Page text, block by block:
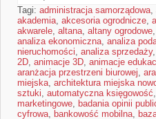
Tagi: administracja samorządowa,
akademia, akcesoria ogrodnicze,
akwarele, altana, altany ogrodowe,
analiza ekonomiczna, analiza
nieruchomości, analiza sprzedaży,
2D, animacje 3D, animacje
aranżacja przestrzeni biurowej,
miejska, architektura miejska
sztuki, automatyczna księgowość,
marketingowe, badania opinii
cyfrowa, bankowość mobilna,